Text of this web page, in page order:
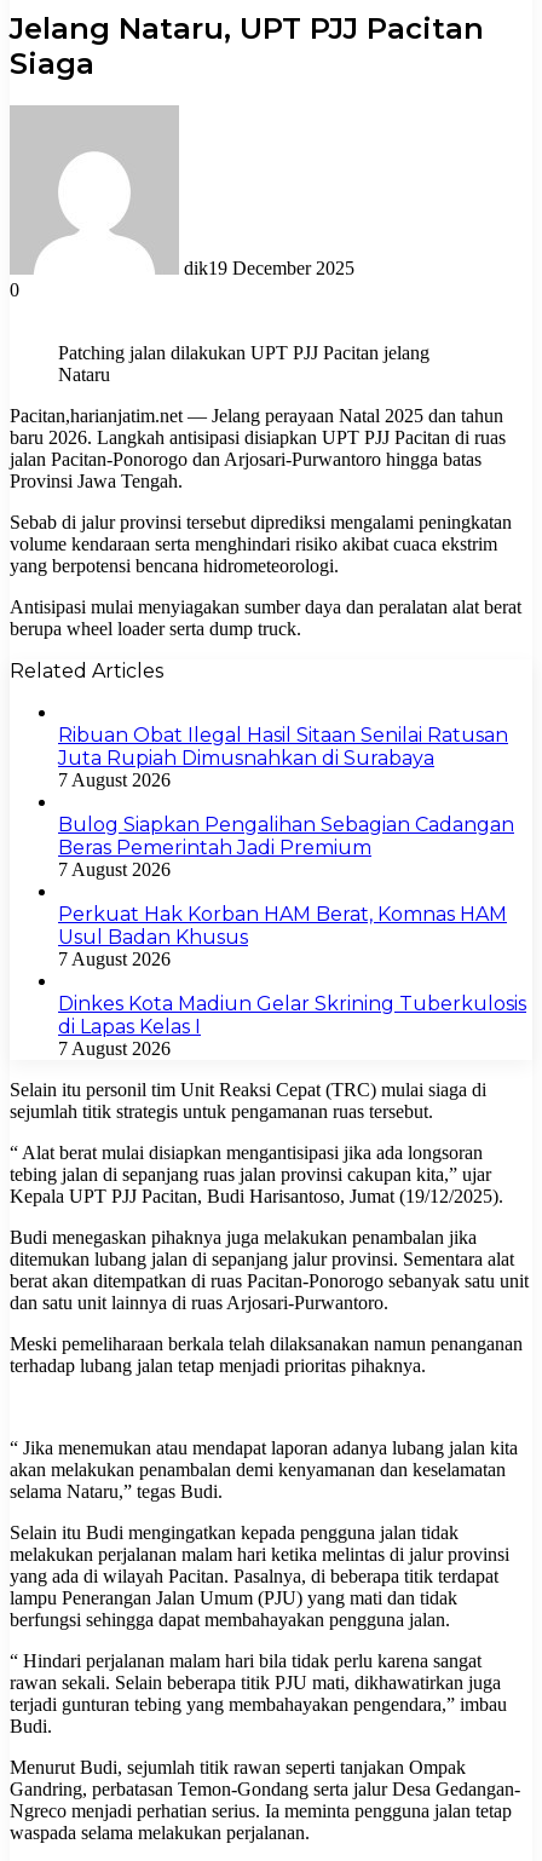
Jelang Nataru, UPT PJJ Pacitan
Siaga
dik19 December 2025
0
Patching jalan dilakukan UPT PJJ Pacitan jelang
Nataru
Pacitan,harianjatim.net — Jelang perayaan Natal 2025 dan tahun
baru 2026. Langkah antisipasi disiapkan UPT PJJ Pacitan di ruas
jalan Pacitan-Ponorogo dan Arjosari-Purwantoro hingga batas
Provinsi Jawa Tengah.
Sebab di jalur provinsi tersebut diprediksi mengalami peningkatan
volume kendaraan serta menghindari risiko akibat cuaca ekstrim
yang berpotensi bencana hidrometeorologi.
Antisipasi mulai menyiagakan sumber daya dan peralatan alat berat
berupa wheel loader serta dump truck.
Related Articles
Ribuan Obat Ilegal Hasil Sitaan Senilai Ratusan
Juta Rupiah Dimusnahkan di Surabaya
7 August 2026
Bulog Siapkan Pengalihan Sebagian Cadangan
Beras Pemerintah Jadi Premium
7 August 2026
Perkuat Hak Korban HAM Berat, Komnas HAM
Usul Badan Khusus
7 August 2026
Dinkes Kota Madiun Gelar Skrining Tuberkulosis
di Lapas Kelas I
7 August 2026
Selain itu personil tim Unit Reaksi Cepat (TRC) mulai siaga di
sejumlah titik strategis untuk pengamanan ruas tersebut.
“ Alat berat mulai disiapkan mengantisipasi jika ada longsoran
tebing jalan di sepanjang ruas jalan provinsi cakupan kita,” ujar
Kepala UPT PJJ Pacitan, Budi Harisantoso, Jumat (19/12/2025).
Budi menegaskan pihaknya juga melakukan penambalan jika
ditemukan lubang jalan di sepanjang jalur provinsi. Sementara alat
berat akan ditempatkan di ruas Pacitan-Ponorogo sebanyak satu unit
dan satu unit lainnya di ruas Arjosari-Purwantoro.
Meski pemeliharaan berkala telah dilaksanakan namun penanganan
terhadap lubang jalan tetap menjadi prioritas pihaknya.
“ Jika menemukan atau mendapat laporan adanya lubang jalan kita
akan melakukan penambalan demi kenyamanan dan keselamatan
selama Nataru,” tegas Budi.
Selain itu Budi mengingatkan kepada pengguna jalan tidak
melakukan perjalanan malam hari ketika melintas di jalur provinsi
yang ada di wilayah Pacitan. Pasalnya, di beberapa titik terdapat
lampu Penerangan Jalan Umum (PJU) yang mati dan tidak
berfungsi sehingga dapat membahayakan pengguna jalan.
“ Hindari perjalanan malam hari bila tidak perlu karena sangat
rawan sekali. Selain beberapa titik PJU mati, dikhawatirkan juga
terjadi gunturan tebing yang membahayakan pengendara,” imbau
Budi.
Menurut Budi, sejumlah titik rawan seperti tanjakan Ompak
Gandring, perbatasan Temon-Gondang serta jalur Desa Gedangan-
Ngreco menjadi perhatian serius. Ia meminta pengguna jalan tetap
waspada selama melakukan perjalanan.